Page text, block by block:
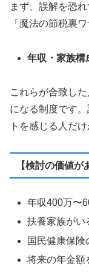
まず、誤解を恐
「魔法の節税裏
年収・家族構
これらが合致し
になる制度です
トを感じる人だ
【検討の価値が
年収400万〜
扶養家族がい
国民健康保険
将来の年金額